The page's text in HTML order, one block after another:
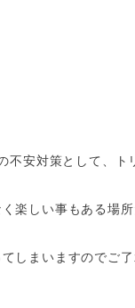
不安対策として、
楽しい事もある場
しまいますのでご